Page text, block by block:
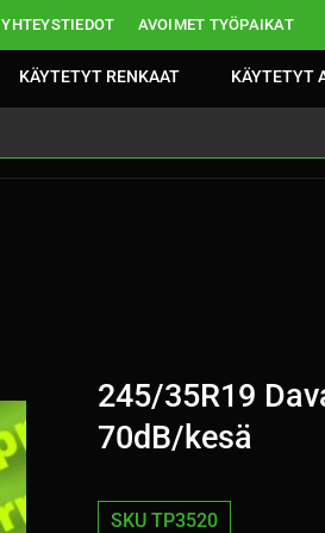
YHTEYSTIEDOT AVOIMET TYÖPAIKAT
KÄYTETYT RENKAAT KÄYTETYT
245/35R19
70dB/kesä
SKU TP3520